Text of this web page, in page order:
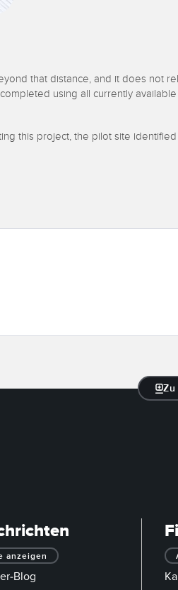
that distance, and it does not
using all currently
this project, the pilot site
anzeigen
Blog